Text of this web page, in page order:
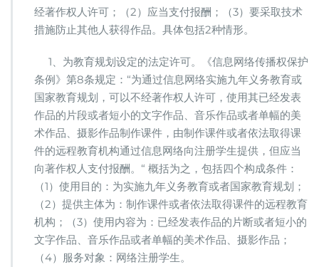
经著作权人许可；（2）应当支付报酬；（3）要采取技术
措施防止其他人获得作品。具体包括2种情形。
1、为教育规划设定的法定许可。《信息网络传播权保护
条例》第8条规定：“为通过信息网络实施九年义务教育或
国家教育规划，可以不经著作权人许可，使用其已经发表
作品的片段或者短小的文字作品、音乐作品或者单幅的美
术作品、摄影作品制作课件，由制作课件或者依法取得课
件的远程教育机构通过信息网络向注册学生提供，但应当
向著作权人支付报酬。“ 概括为之，包括四个构成条件：
（1）使用目的：为实施九年义务教育或者国家教育规划；
（2）提供主体为：制作课件或者依法取得课件的远程教育
机构；（3）使用内容为：已经发表作品的片断或者短小的
文字作品、音乐作品或者单幅的美术作品、摄影作品；
（4）服务对象：网络注册学生。